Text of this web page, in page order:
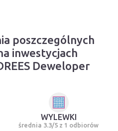
poszczególnych
inwestycjach
Deweloper
WYLEWKI
średnia 3.3/5 z 1 odbiorów